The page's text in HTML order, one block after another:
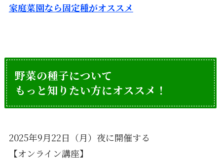
家庭菜園なら固定種がオススメ
野菜の種子について
もっと知りたい方にオススメ！
2025年9月22日（月）夜に開催する
【オンライン講座】